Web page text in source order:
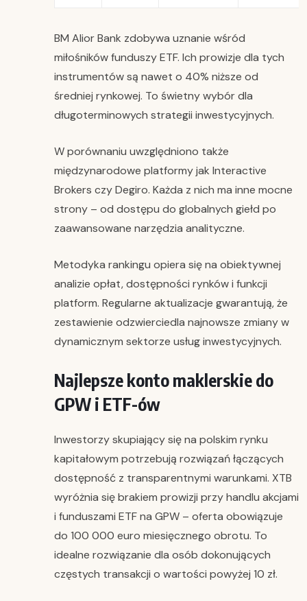
BM Alior Bank zdobywa uznanie wśród
miłośników funduszy ETF. Ich prowizje dla tych
instrumentów są nawet o 40% niższe od
średniej rynkowej. To świetny wybór dla
długoterminowych strategii inwestycyjnych.
W porównaniu uwzględniono także
międzynarodowe platformy jak Interactive
Brokers czy Degiro. Każda z nich ma inne mocne
strony – od dostępu do globalnych giełd po
zaawansowane narzędzia analityczne.
Metodyka rankingu opiera się na obiektywnej
analizie opłat, dostępności rynków i funkcji
platform. Regularne aktualizacje gwarantują, że
zestawienie odzwierciedla najnowsze zmiany w
dynamicznym sektorze usług inwestycyjnych.
Najlepsze konto maklerskie do
GPW i ETF-ów
Inwestorzy skupiający się na polskim rynku
kapitałowym potrzebują rozwiązań łączących
dostępność z transparentnymi warunkami. XTB
wyróżnia się brakiem prowizji przy handlu akcjami
i funduszami ETF na GPW – oferta obowiązuje
do 100 000 euro miesięcznego obrotu. To
idealne rozwiązanie dla osób dokonujących
częstych transakcji o wartości powyżej 10 zł.